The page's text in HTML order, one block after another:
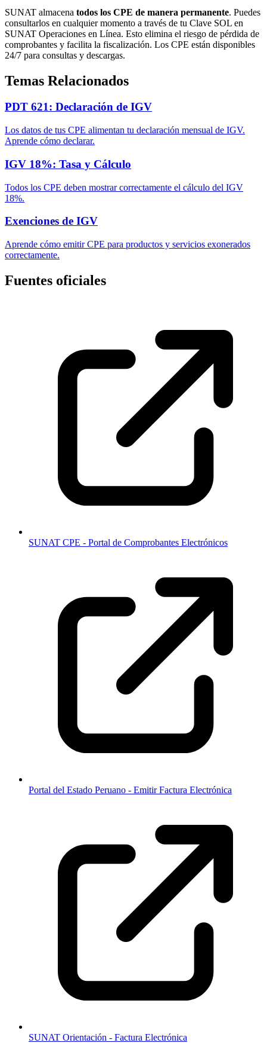
SUNAT almacena todos los CPE de manera permanente. Puedes
consultarlos en cualquier momento a través de tu Clave SOL en
SUNAT Operaciones en Línea. Esto elimina el riesgo de pérdida de
comprobantes y facilita la fiscalización. Los CPE están disponibles
24/7 para consultas y descargas.
Temas Relacionados
PDT 621: Declaración de IGV
Los datos de tus CPE alimentan tu declaración mensual de IGV.
Aprende cómo declarar.
IGV 18%: Tasa y Cálculo
Todos los CPE deben mostrar correctamente el cálculo del IGV
18%.
Exenciones de IGV
Aprende cómo emitir CPE para productos y servicios exonerados
correctamente.
Fuentes oficiales
SUNAT CPE - Portal de Comprobantes Electrónicos
Portal del Estado Peruano - Emitir Factura Electrónica
SUNAT Orientación - Factura Electrónica